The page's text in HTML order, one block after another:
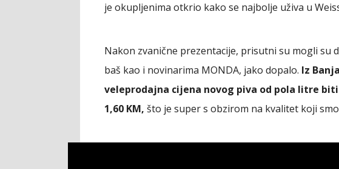
je okupljenima otkrio kako se najbolje uživa u
Nakon zvanične prezentacije, prisutni su mogli su
baš kao i novinarima MONDA, jako dopalo. Iz
veleprodajna cijena novog piva od pola litre
1,60 KM, što je super s obzirom na kvalitet koji